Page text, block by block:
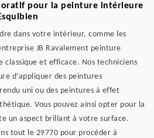
pour la peinture intérieure
dans votre intérieur, comme les
JB Ravalement peinture
classique et efficace. Nos techniciens
d’appliquer des peintures
uni ou des peintures à effet
Vous pouvez ainsi opter pour la
un aspect brillant à votre surface.
tout le 29770 pour procéder à